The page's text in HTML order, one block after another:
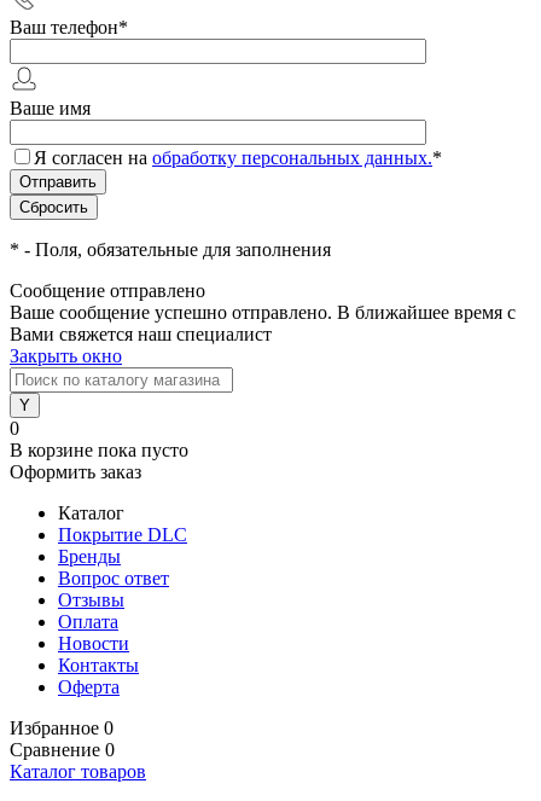
Ваш телефон*
Ваше имя
Я согласен на обработку персональных данных.*
* - Поля, обязательные для заполнения
Сообщение отправлено
Ваше сообщение успешно отправлено. В ближайшее время с
Вами свяжется наш специалист
Закрыть окно
0
В корзине пока пусто
Оформить заказ
Каталог
Покрытие DLC
Бренды
Вопрос ответ
Отзывы
Оплата
Новости
Контакты
Оферта
Избранное 0
Сравнение 0
Каталог товаров